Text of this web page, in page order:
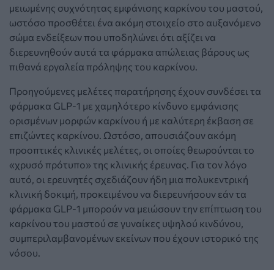
μειωμένης συχνότητας εμφάνισης καρκίνου του μαστού,
ωστόσο προσθέτει ένα ακόμη στοιχείο στο αυξανόμενο
σώμα ενδείξεων που υποδηλώνει ότι αξίζει να
διερευνηθούν αυτά τα φάρμακα απώλειας βάρους ως
πιθανά εργαλεία πρόληψης του καρκίνου.
Προηγούμενες μελέτες παρατήρησης έχουν συνδέσει τα
φάρμακα GLP-1 με χαμηλότερο κίνδυνο εμφάνισης
ορισμένων μορφών καρκίνου ή με καλύτερη έκβαση σε
επιζώντες καρκίνου. Ωστόσο, απουσιάζουν ακόμη
προοπτικές κλινικές μελέτες, οι οποίες θεωρούνται το
«χρυσό πρότυπο» της κλινικής έρευνας. Για τον λόγο
αυτό, οι ερευνητές σχεδιάζουν ήδη μια πολυκεντρική
κλινική δοκιμή, προκειμένου να διερευνήσουν εάν τα
φάρμακα GLP-1 μπορούν να μειώσουν την επίπτωση του
καρκίνου του μαστού σε γυναίκες υψηλού κινδύνου,
συμπεριλαμβανομένων εκείνων που έχουν ιστορικό της
νόσου.